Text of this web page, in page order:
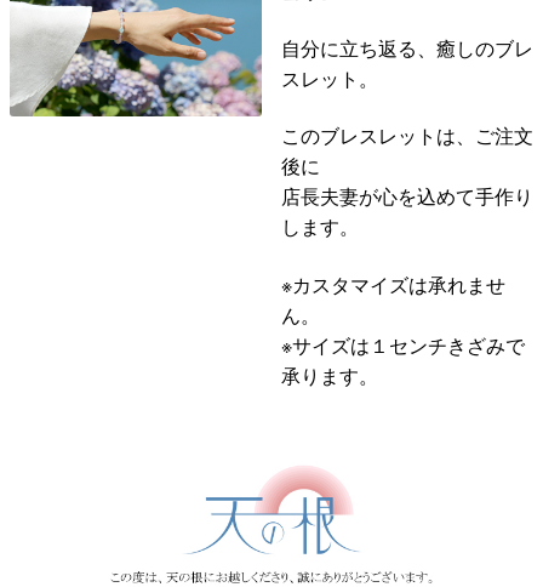
自分に立ち返る、癒しのブレ
スレット。
このブレスレットは、ご注文
後に
店長夫妻が心を込めて手作り
します。
※カスタマイズは承れませ
ん。
※サイズは１センチきざみで
承ります。